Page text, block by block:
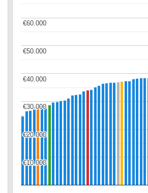
€10.000
€10.000
€20.000
€20.000
€30.000
€30.000
€40.000
€40.000
€50.000
€50.000
€60.000
€60.000